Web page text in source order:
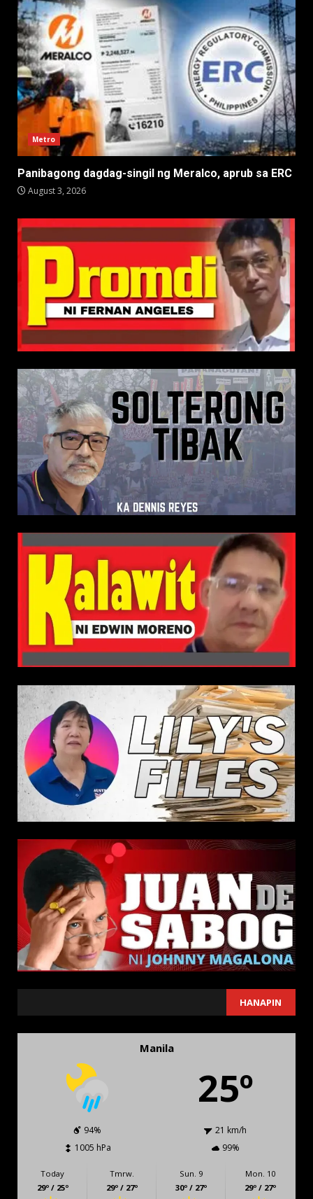
Metro
Panibagong dagdag-singil ng Meralco, aprub sa ERC
August 3, 2026
HANAPIN
Manila
25º
94%
21 km/h
1005 hPa
99%
Today
29º / 25º
Tmrw.
29º / 27º
Sun. 9
30º / 27º
Mon. 10
29º / 27º